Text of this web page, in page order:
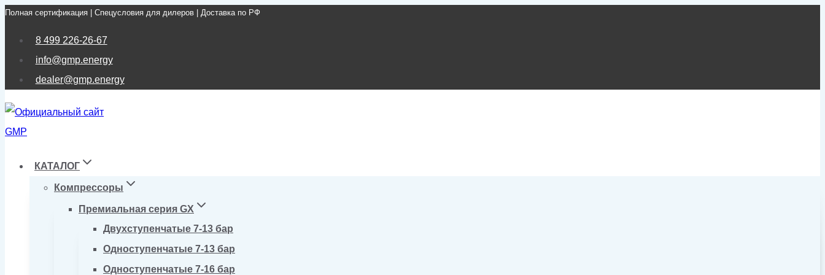
Перейти
Полная сертификация | Спецусловия для дилеров | Доставка по РФ
8 499 226-26-67
info@gmp.energy
dealer@gmp.energy
КАТАЛОГ
Компрессоры
Премиальная серия GX
Двухступенчатые 7-13 бар
Одноступенчатые 7-13 бар
Одноступенчатые 7-16 бар